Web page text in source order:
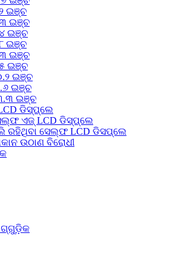
ଇଞ୍ଚ
ଇଞ୍ଚ
ଇଞ୍ଚ
ଇଞ୍ଚ
ଇଞ୍ଚ
ଇଞ୍ଚ
ଇଞ୍ଚ
ଇଞ୍ଚ
ଇଞ୍ଚ
ଡିସ୍‌ପ୍ଲେ
ଏଜ୍ LCD ଡିସ୍‌ପ୍ଲେ
ରହିଥିବା ସେଲ୍ଫ LCD ଡିସପ୍ଲେ
ଉଠାଣ ବିରୋଧୀ